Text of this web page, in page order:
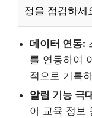
정을 점검하세
데이터 연동:
를 연동하여
적으로 기록
알림 기능 극
아 교육 정보